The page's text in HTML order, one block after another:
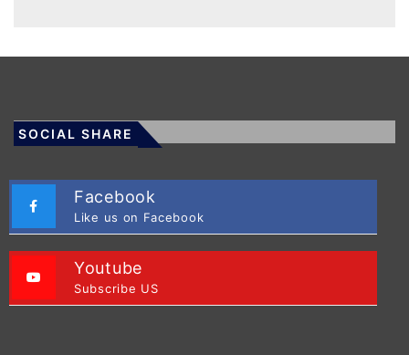
SOCIAL SHARE
Facebook
Like us on Facebook
Youtube
Subscribe US